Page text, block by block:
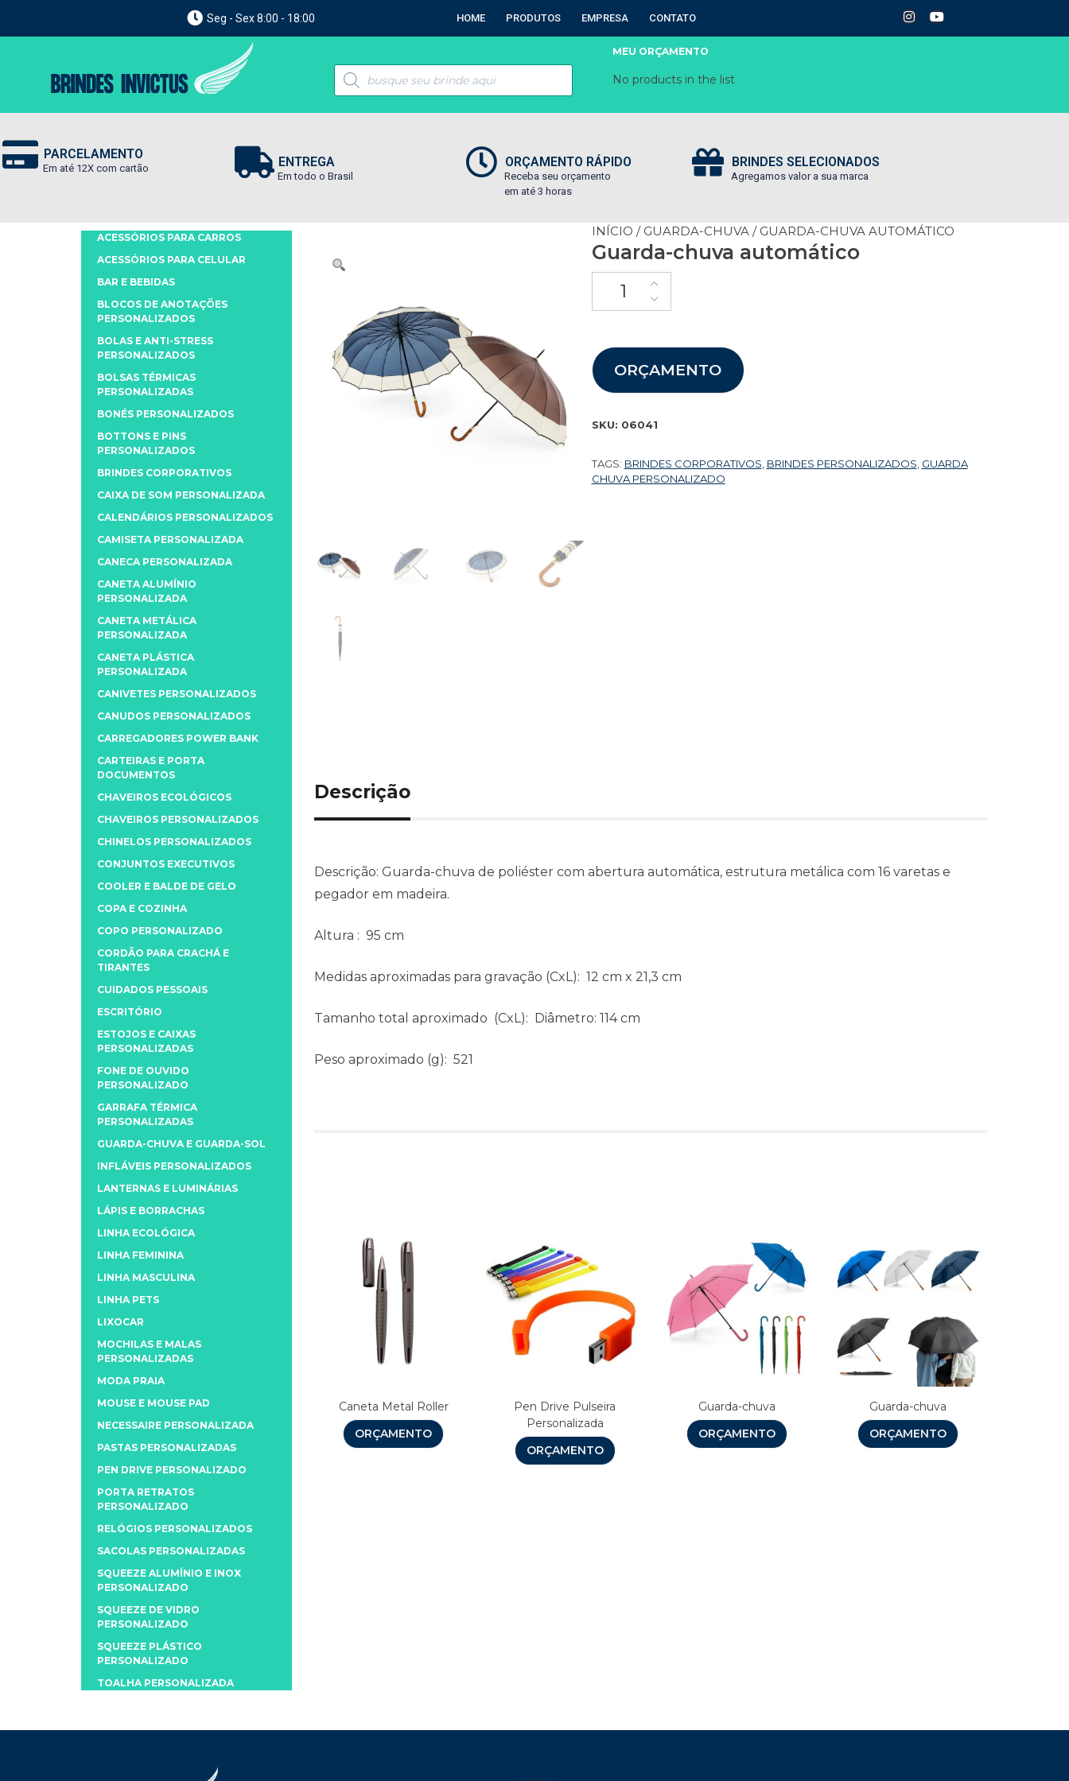
Seg - Sex 8:00 - 18:00 HOME PRODUTOS EMPRESA CONTATO
MEU ORÇAMENTO
No products in the list
PARCELAMENTO
Em até 12X com cartão ENTREGA
Em todo o Brasil
ORÇAMENTO RÁPIDO
Receba seu orçamento
em até 3 horas
BRINDES SELECIONADOS
Agregamos valor a sua marca
INÍCIO / GUARDA-CHUVA / GUARDA-CHUVA AUTOMÁTICO
Guarda-chuva automático
ORÇAMENTO
SKU: 06041
TAGS: BRINDES CORPORATIVOS BRINDES PERSONALIZADOS GUARDA
CHUVA PERSONALIZADO
Descrição
Descrição: Guarda-chuva de poliéster com abertura automática, estrutura metálica com 16 varetas e
pegador em madeira.
Altura : 95 cm
Medidas aproximadas para gravação (CxL): 12 cm x 21,3 cm
Tamanho total aproximado (CxL): Diâmetro: 114 cm
Peso aproximado (g): 521
Caneta Metal Roller
ORÇAMENTO
Pen Drive Pulseira
Personalizada
ORÇAMENTO
Guarda-chuva
ORÇAMENTO
Guarda-chuva
ORÇAMENTO
ACESSÓRIOS PARA CARROS
ACESSÓRIOS PARA CELULAR
BAR E BEBIDAS
BLOCOS DE ANOTAÇÕES
PERSONALIZADOS
BOLAS E ANTI-STRESS
PERSONALIZADOS
BOLSAS TÉRMICAS
PERSONALIZADAS
BONÉS PERSONALIZADOS
BOTTONS E PINS
PERSONALIZADOS
BRINDES CORPORATIVOS
CAIXA DE SOM PERSONALIZADA
CALENDÁRIOS PERSONALIZADOS
CAMISETA PERSONALIZADA
CANECA PERSONALIZADA
CANETA ALUMÍNIO
PERSONALIZADA
CANETA METÁLICA
PERSONALIZADA
CANETA PLÁSTICA
PERSONALIZADA
CANIVETES PERSONALIZADOS
CANUDOS PERSONALIZADOS
CARREGADORES POWER BANK
CARTEIRAS E PORTA
DOCUMENTOS
CHAVEIROS ECOLÓGICOS
CHAVEIROS PERSONALIZADOS
CHINELOS PERSONALIZADOS
CONJUNTOS EXECUTIVOS
COOLER E BALDE DE GELO
COPA E COZINHA
COPO PERSONALIZADO
CORDÃO PARA CRACHÁ E
TIRANTES
CUIDADOS PESSOAIS
ESCRITÓRIO
ESTOJOS E CAIXAS
PERSONALIZADAS
FONE DE OUVIDO
PERSONALIZADO
GARRAFA TÉRMICA
PERSONALIZADAS
GUARDA-CHUVA E GUARDA-SOL
INFLÁVEIS PERSONALIZADOS
LANTERNAS E LUMINÁRIAS
LÁPIS E BORRACHAS
LINHA ECOLÓGICA
LINHA FEMININA
LINHA MASCULINA
LINHA PETS
LIXOCAR
MOCHILAS E MALAS
PERSONALIZADAS
MODA PRAIA
MOUSE E MOUSE PAD
NECESSAIRE PERSONALIZADA
PASTAS PERSONALIZADAS
PEN DRIVE PERSONALIZADO
PORTA RETRATOS
PERSONALIZADO
RELÓGIOS PERSONALIZADOS
SACOLAS PERSONALIZADAS
SQUEEZE ALUMÍNIO E INOX
PERSONALIZADO
SQUEEZE DE VIDRO
PERSONALIZADO
SQUEEZE PLÁSTICO
PERSONALIZADO
TOALHA PERSONALIZADA